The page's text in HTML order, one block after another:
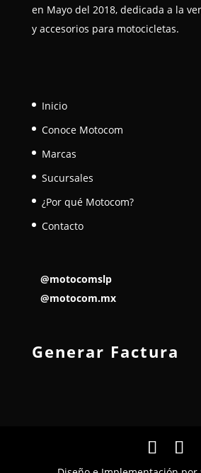
en Mayo del 2018, dedicada a la
y accesorios para motocicletas.
Inicio
Conoce Motocom
Marcas
Sucursales
¿Por qué Motocom?
Contacto
@motocomslp
@motocom.mx
Generar Factura